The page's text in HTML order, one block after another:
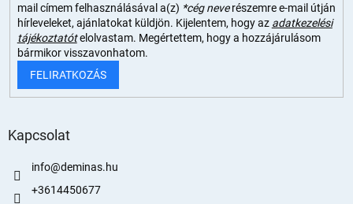
mail címem felhasználásával a(z) *cég neverészemre e-mail útján
hírleveleket, ajánlatokat küldjön. Kijelentem, hogy az adatkezelési
tájékoztatót elolvastam. Megértettem, hogy a hozzájárulásom
bármikor visszavonhatom.
FELIRATKOZÁS
Kapcsolat
info@deminas.hu
+3614450677